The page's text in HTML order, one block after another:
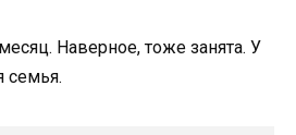
Наверное, тоже занята. У
семья.